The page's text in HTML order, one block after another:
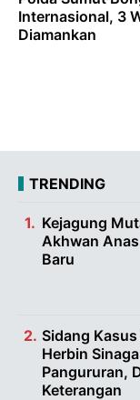
Internasional, 3
Diamankan
TRENDING
Kejagung
Akhwan
Baru
Sidang
Herbin
Pangururan,
Keterangan